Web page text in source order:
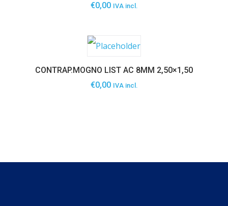
€0,00 IVA incl.
CONTRAP.MOGNO LIST AC 8MM 2,50×1,50
€0,00 IVA incl.